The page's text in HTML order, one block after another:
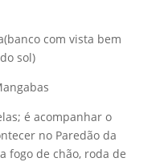
com vista bem
sol)
é acompanhar o
no Paredão da
fogo de chão, roda de